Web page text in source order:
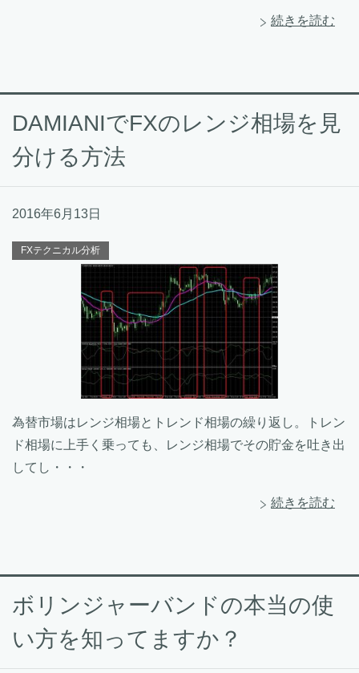
続きを読む
DAMIANIでFXのレンジ相場を見
分ける方法
2016年6月13日
FXテクニカル分析
為替市場はレンジ相場とトレンド相場の繰り返し。トレン
ド相場に上手く乗っても、レンジ相場でその貯金を吐き出
してし・・・
続きを読む
ボリンジャーバンドの本当の使
い方を知ってますか？